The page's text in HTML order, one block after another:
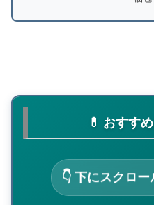
💊 おすす
👇 下にスクロ